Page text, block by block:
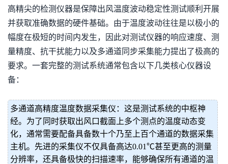
高精尖的检测仪器是保障出风温度波动稳定性测试顺利开展
并获取准确数据的硬件基础。由于温度波动往往是以极小的
幅度在极短的时间内发生，因此对测试仪器的响应速度、测
量精度、抗干扰能力以及多通道同步采集能力提出了极高的
要求。一套完整的测试系统通常包含以下几类核心仪器设
备：
多通道高精度温度数据采集仪：这是测试系统的中枢神
经。为了同时获取出风口截面上多个测点的温度动态变
化，通常需要配备具备数十个乃至上百个通道的数据采集
主机。先进的采集仪不仅具备高达0.01℃甚至更高的测量
分辨率，还具备极快的扫描速率，能够确保所有通道的温